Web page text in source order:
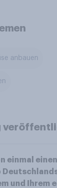
anbauen
einmal
und Ihrem